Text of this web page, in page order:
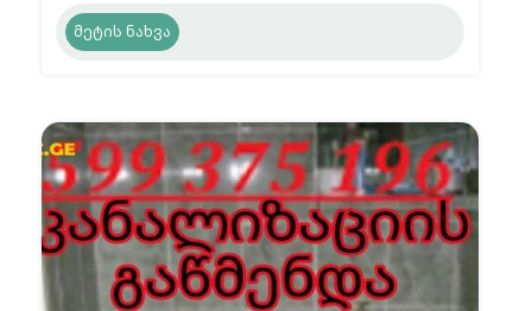
მეტის ნახვა